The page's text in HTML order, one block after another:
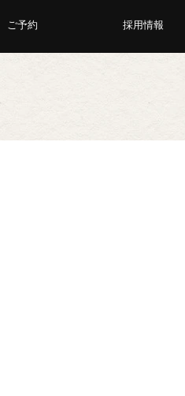
ご予約 採用情報